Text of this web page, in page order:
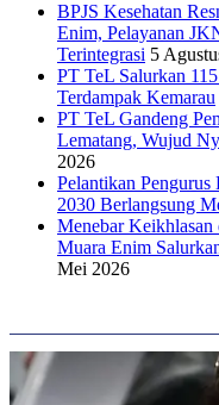
BPJS Kesehatan
Enim, Pelayanan
Terintegrasi 5
PT TeL Salurkan
Terdampak Kemarau
PT TeL Gandeng
Lematang, Wujud
2026
Pelantikan
2030 Berlangsung
Menebar Keikhlasan
Muara Enim
Mei 2026